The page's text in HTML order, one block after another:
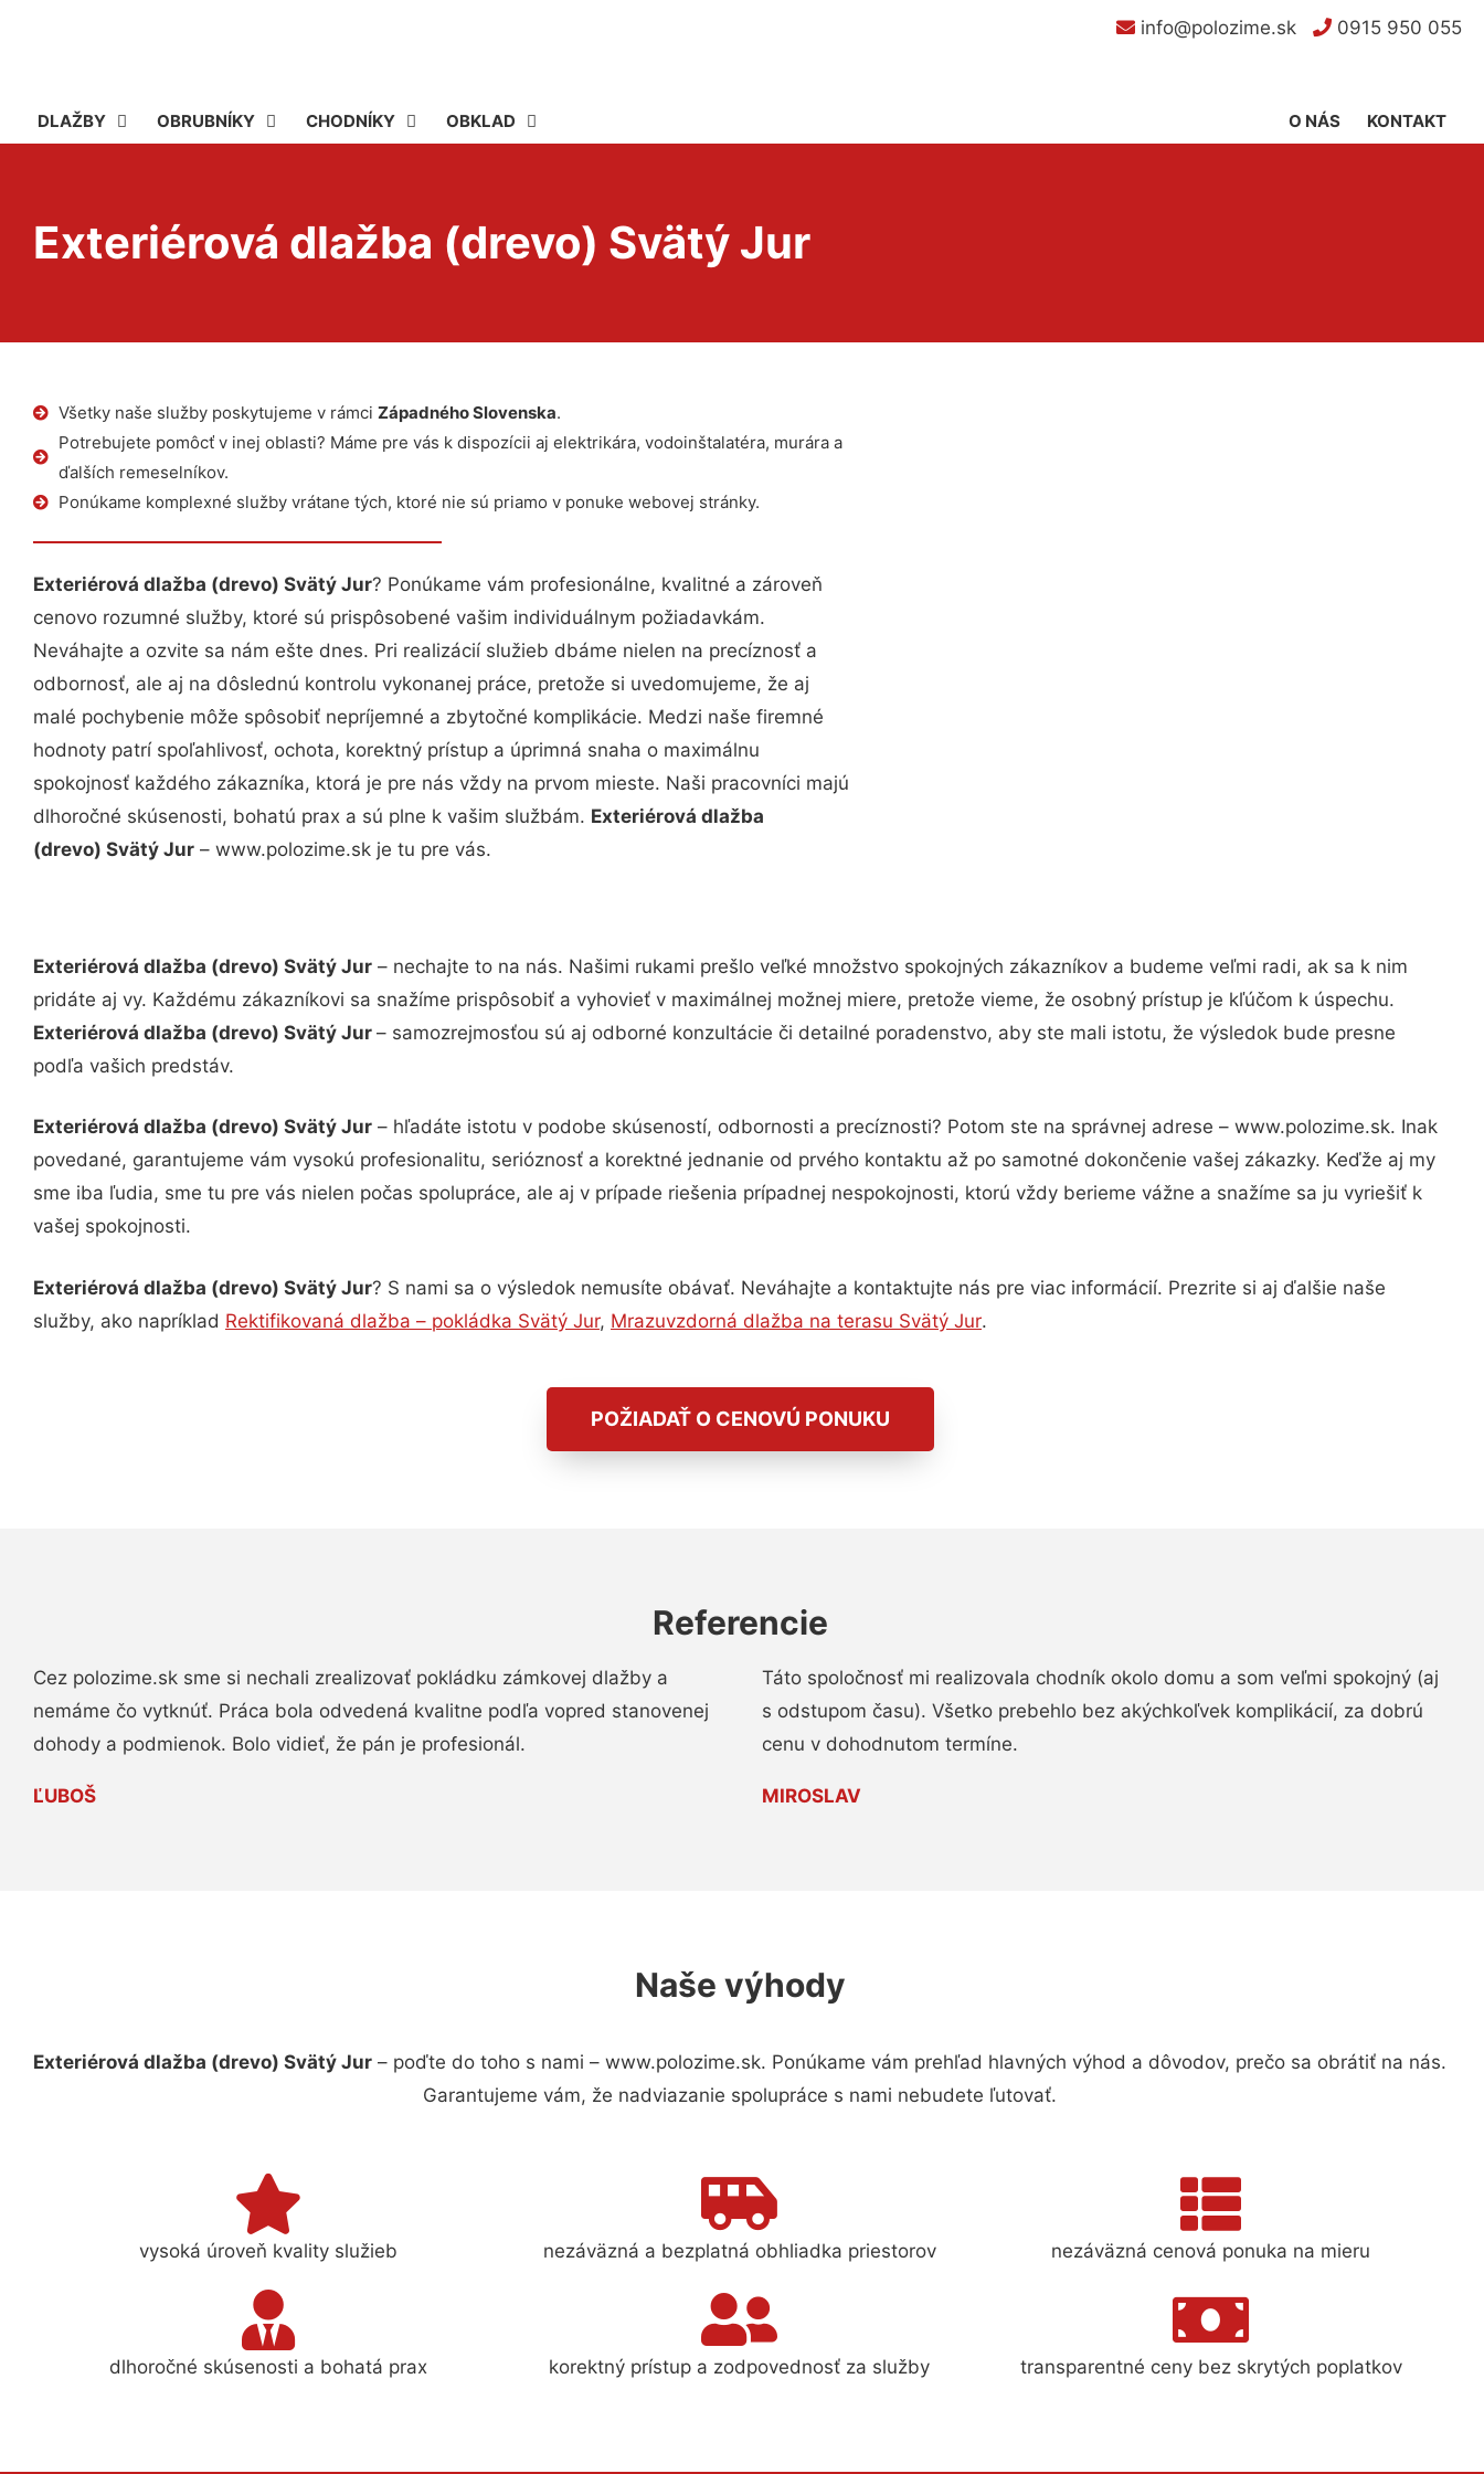
info@polozime.sk 0915 950 055
DLAŽBY OBRUBNÍKY CHODNÍKY OBKLAD KONTAKT
O NÁS
Exteriérová dlažba (drevo) Svätý Jur
Všetky naše služby poskytujeme v rámci Západného Slovenska.
Potrebujete pomôcť v inej oblasti? Máme pre vás k dispozícii aj elektrikára, vodoinštalatéra, murára a
ďalších remeselníkov.
Ponúkame komplexné služby vrátane tých, ktoré nie sú priamo v ponuke webovej stránky.
Exteriérová dlažba (drevo) Svätý Jur? Ponúkame vám profesionálne, kvalitné a zároveň
cenovo rozumné služby, ktoré sú prispôsobené vašim individuálnym požiadavkám.
Neváhajte a ozvite sa nám ešte dnes. Pri realizácií služieb dbáme nielen na precíznosť a
odbornosť, ale aj na dôslednú kontrolu vykonanej práce, pretože si uvedomujeme, že aj
malé pochybenie môže spôsobiť nepríjemné a zbytočné komplikácie. Medzi naše firemné
hodnoty patrí spoľahlivosť, ochota, korektný prístup a úprimná snaha o maximálnu
spokojnosť každého zákazníka, ktorá je pre nás vždy na prvom mieste. Naši pracovníci majú
dlhoročné skúsenosti, bohatú prax a sú plne k vašim službám. Exteriérová dlažba
(drevo) Svätý Jur – www.polozime.sk je tu pre vás.
Exteriérová dlažba (drevo) Svätý Jur – nechajte to na nás. Našimi rukami prešlo veľké množstvo spokojných zákazníkov a budeme veľmi radi, ak sa k nim
pridáte aj vy. Každému zákazníkovi sa snažíme prispôsobiť a vyhovieť v maximálnej možnej miere, pretože vieme, že osobný prístup je kľúčom k úspechu.
Exteriérová dlažba (drevo) Svätý Jur – samozrejmosťou sú aj odborné konzultácie či detailné poradenstvo, aby ste mali istotu, že výsledok bude presne
podľa vašich predstáv.
Exteriérová dlažba (drevo) Svätý Jur – hľadáte istotu v podobe skúseností, odbornosti a precíznosti? Potom ste na správnej adrese – www.polozime.sk. Inak
povedané, garantujeme vám vysokú profesionalitu, serióznosť a korektné jednanie od prvého kontaktu až po samotné dokončenie vašej zákazky. Keďže aj my
sme iba ľudia, sme tu pre vás nielen počas spolupráce, ale aj v prípade riešenia prípadnej nespokojnosti, ktorú vždy berieme vážne a snažíme sa ju vyriešiť k
vašej spokojnosti.
Exteriérová dlažba (drevo) Svätý Jur? S nami sa o výsledok nemusíte obávať. Neváhajte a kontaktujte nás pre viac informácií. Prezrite si aj ďalšie naše
služby, ako napríklad Rektifikovaná dlažba – pokládka Svätý Jur, Mrazuvzdorná dlažba na terasu Svätý Jur.
POŽIADAŤ O CENOVÚ PONUKU
Referencie
Cez polozime.sk sme si nechali zrealizovať pokládku zámkovej dlažby a
nemáme čo vytknúť. Práca bola odvedená kvalitne podľa vopred stanovenej
dohody a podmienok. Bolo vidieť, že pán je profesionál.
ĽUBOŠ
Táto spoločnosť mi realizovala chodník okolo domu a som veľmi spokojný (aj
s odstupom času). Všetko prebehlo bez akýchkoľvek komplikácií, za dobrú
cenu v dohodnutom termíne.
MIROSLAV
Naše výhody
Exteriérová dlažba (drevo) Svätý Jur – poďte do toho s nami – www.polozime.sk. Ponúkame vám prehľad hlavných výhod a dôvodov, prečo sa obrátiť na nás.
Garantujeme vám, že nadviazanie spolupráce s nami nebudete ľutovať.
vysoká úroveň kvality služieb nezáväzná a bezplatná obhliadka priestorov nezáväzná cenová ponuka na mieru
dlhoročné skúsenosti a bohatá prax korektný prístup a zodpovednosť za služby transparentné ceny bez skrytých poplatkov